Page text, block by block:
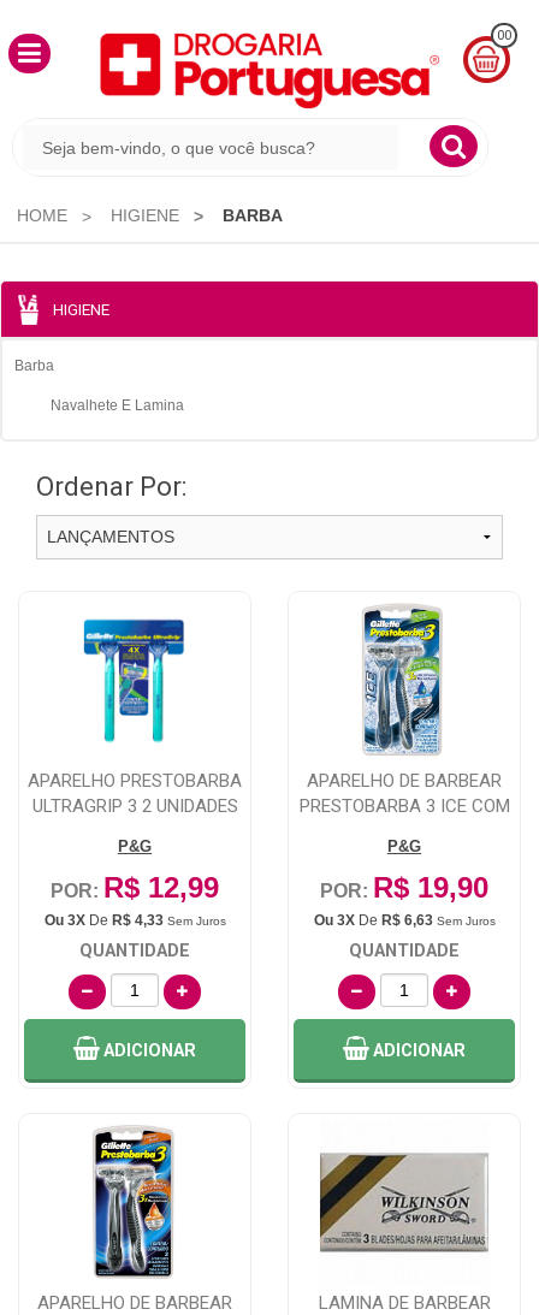
00
R$
0,00
HOME HIGIENE BARBA
HIGIENE
Barba
Navalhete E Lamina
Ordenar Por:
APARELHO PRESTOBARBA
ULTRAGRIP 3 2 UNIDADES
P&G
POR: R$ 12,99
Ou 3XDe R$ 4,33 Sem Juros
QUANTIDADE
ADICIONAR
APARELHO DE BARBEAR
PRESTOBARBA 3 ICE COM
P&G
POR: R$ 19,90
Ou 3XDe R$ 6,63 Sem Juros
QUANTIDADE
ADICIONAR
APARELHO DE BARBEAR
LAMINA DE BARBEAR